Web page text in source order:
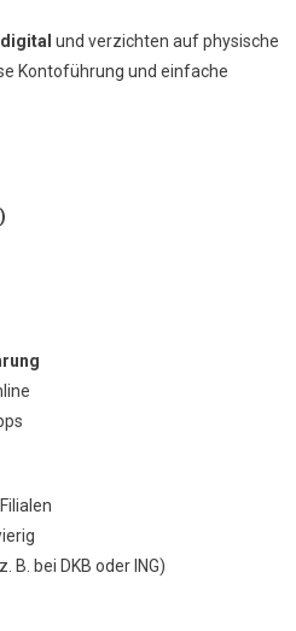
und verzichten auf physische
Kontoführung und einfache
bei DKB oder ING)